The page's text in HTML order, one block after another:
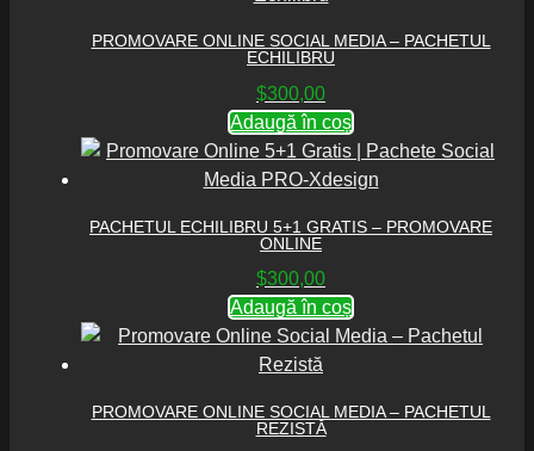
PROMOVARE ONLINE SOCIAL MEDIA – PACHETUL
ECHILIBRU
$300,00
Adaugă în coș
PACHETUL ECHILIBRU 5+1 GRATIS – PROMOVARE
ONLINE
$300,00
Adaugă în coș
PROMOVARE ONLINE SOCIAL MEDIA – PACHETUL
REZISTĂ